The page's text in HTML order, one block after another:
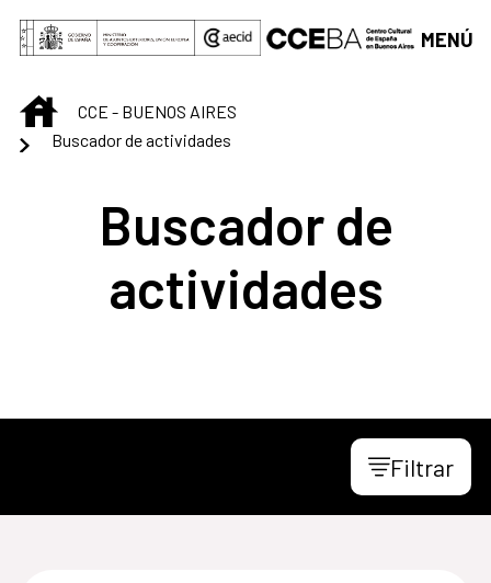
Saltar al contenido principal
MENÚ
INICIOCCE - BUENOS AIRES
Buscador de actividades
Buscador de
actividades
Filtrar